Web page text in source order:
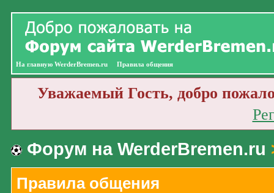
На главную WerderBremen.ru Правила общения
Уважаемый Гость, добро
Форум на WerderBremen.ru
Правила общения